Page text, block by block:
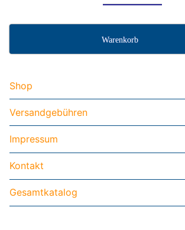
Warenkorb
Shop
Versandgebühren
Impressum
Kontakt
Gesamtkatalog